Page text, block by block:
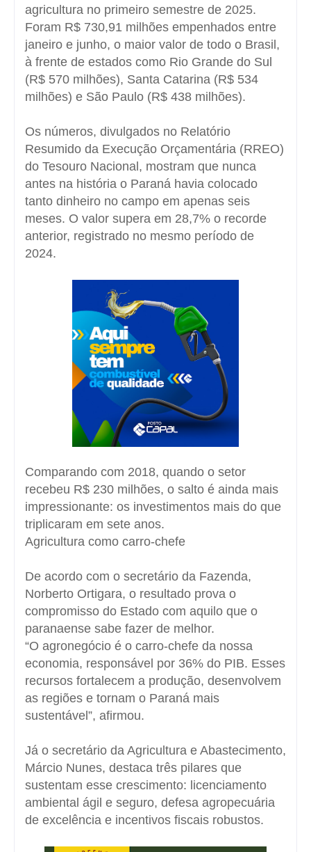
agricultura no primeiro semestre de 2025.
Foram R$ 730,91 milhões empenhados entre
janeiro e junho, o maior valor de todo o Brasil,
à frente de estados como Rio Grande do Sul
(R$ 570 milhões), Santa Catarina (R$ 534
milhões) e São Paulo (R$ 438 milhões).
Os números, divulgados no Relatório
Resumido da Execução Orçamentária (RREO)
do Tesouro Nacional, mostram que nunca
antes na história o Paraná havia colocado
tanto dinheiro no campo em apenas seis
meses. O valor supera em 28,7% o recorde
anterior, registrado no mesmo período de
2024.
Comparando com 2018, quando o setor
recebeu R$ 230 milhões, o salto é ainda mais
impressionante: os investimentos mais do que
triplicaram em sete anos.
Agricultura como carro-chefe
De acordo com o secretário da Fazenda,
Norberto Ortigara, o resultado prova o
compromisso do Estado com aquilo que o
paranaense sabe fazer de melhor.
“O agronegócio é o carro-chefe da nossa
economia, responsável por 36% do PIB. Esses
recursos fortalecem a produção, desenvolvem
as regiões e tornam o Paraná mais
sustentável”, afirmou.
Já o secretário da Agricultura e Abastecimento,
Márcio Nunes, destaca três pilares que
sustentam esse crescimento: licenciamento
ambiental ágil e seguro, defesa agropecuária
de excelência e incentivos fiscais robustos.